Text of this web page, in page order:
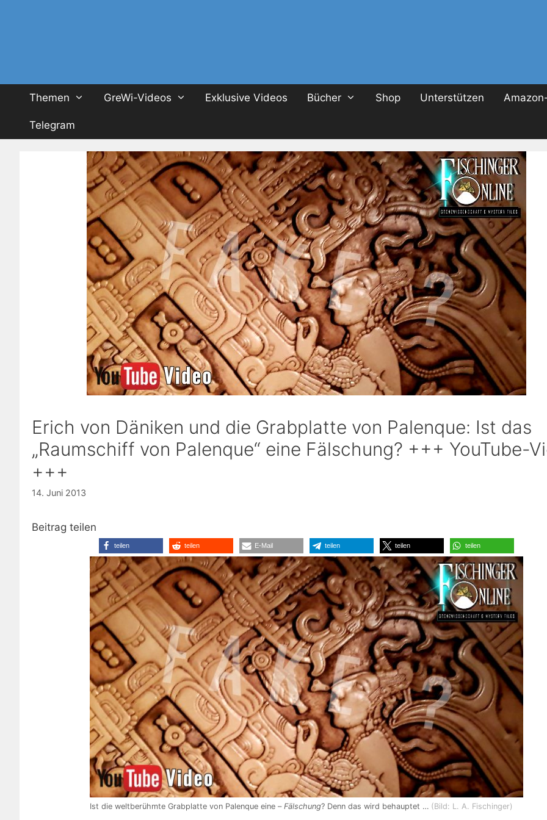
Themen GreWi-Videos Exklusive Videos Bücher Shop Unterstützen
Telegram
Erich von Däniken und die Grabplatte von Palenque: Ist das
„Raumschiff von Palenque“ eine Fälschung? +++ YouTube-
+++
14. Juni 2013
Beitrag teilen
teilen teilen E-Mail teilen teilen teilen
Ist die weltberühmte Grabplatte von Palenque eine – Fälschung? Denn das wird behauptet … (Bild: L. A. Fischinger)